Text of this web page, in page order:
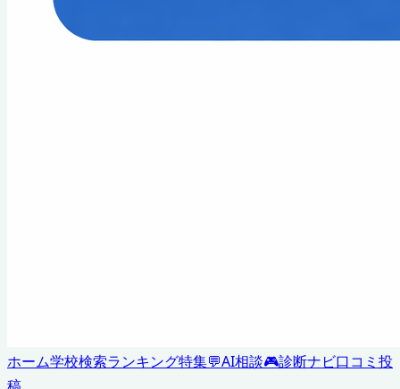
ホーム学校検索ランキング特集💬AI相談🎮診断ナビ口コミ投